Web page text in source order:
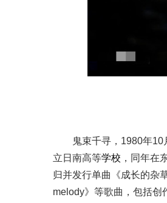
鬼束千寻，1980年10
立日南高等学校 ，同年在
归并发行单曲《成长的杂
melody》等歌曲，包括创